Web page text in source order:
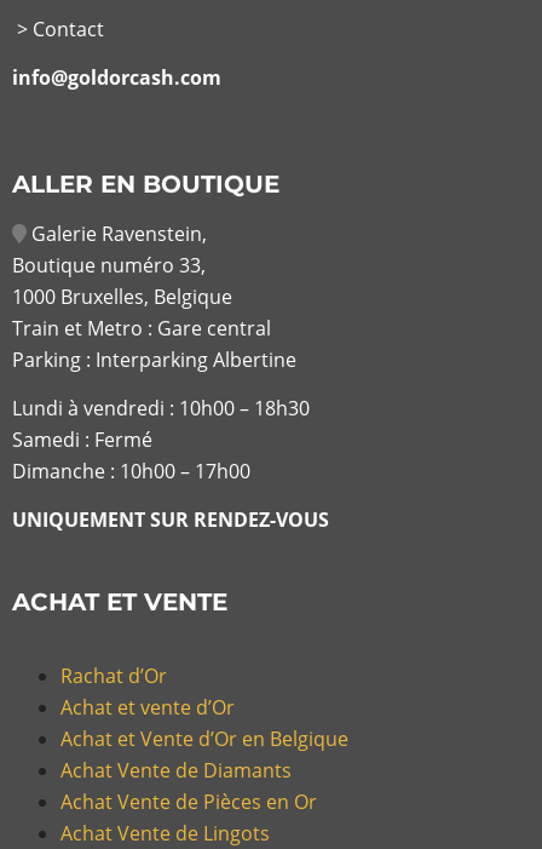
> Contact
info@goldorcash.com
ALLER EN BOUTIQUE
Galerie Ravenstein,
Boutique numéro 33,
1000 Bruxelles, Belgique
Train et Metro : Gare central
Parking : Interparking Albertine
Lundi à vendredi : 10h00 – 18h30
Samedi : Fermé
Dimanche : 10h00 – 17h00
UNIQUEMENT SUR RENDEZ-VOUS
ACHAT ET VENTE
Rachat d’Or
Achat et vente d’Or
Achat et Vente d’Or en Belgique
Achat Vente de Diamants
Achat Vente de Pièces en Or
Achat Vente de Lingots